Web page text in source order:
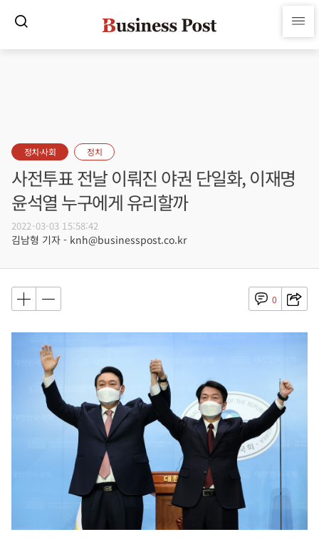
정치·사회 정치
사전투표 전날 이뤄진 야권 단일화, 이재명
윤석열 누구에게 유리할까
2022-03-03 15:58:42
김남형 기자 - knh@businesspost.co.kr
0